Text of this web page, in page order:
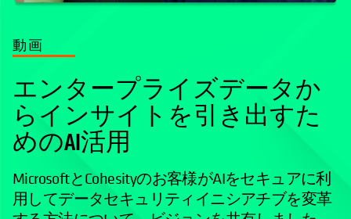
動画
エンタープライズデータか
らインサイトを引き出すた
めのAI活用
MicrosoftとCohesityのお客様がAIをセキュアに利
用してデータセキュリティイニシアチブを変革